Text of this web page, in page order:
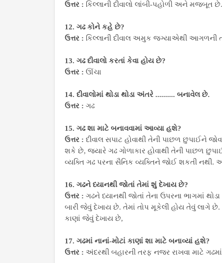
ઉત્તર : કિલ્લાની દીવાલો લાંબી-પહોળી અને મજબૂત છે.
12. ગઢ કોને કહે છે?
ઉત્તર : કિલ્લાની દીવાલ અમુક જગ્યાએથી આગળની
13. ગઢ દીવાલો કરતાં કેવા હોય છે?
ઉત્તર : ઊંચા
14. દીવાલોમાં થોડા થોડા અંતરે .......... બનાવેલ છે.
ઉત્તર : ગઢ
15. ગઢ શા માટે બનાવવામાં આવ્યા હશે?
ઉત્તર : દીવાલ સપાટ હોવાથી તેની પાછળ છુપાઈને
શકે છે, જયારે ગઢ ગોળાકાર હોવાથી તેની પાછળ
વ્યક્તિ ગઢ પરના સૈનિક વ્યક્તિને જોઈ શકતી
16. ગઢને ધ્યાનથી જોતાં તેમાં શું દેખાય છે?
ઉત્તર : ગઢને ધ્યાનથી જોતાં તેના ઉપરના ભાગમાં
બારી જેવું દેખાય છે. તેમાં તોપ મૂકેલી હોય તેવું લાગે
કાણાં જેવું દેખાય છે,
17. ગઢમાં નાનાં-મોટાં કાણાં શા માટે બનાવ્યાં હશે?
ઉત્તર : અંદરથી બહારની તરફ નજર રાખવા માટે ગઢમાં